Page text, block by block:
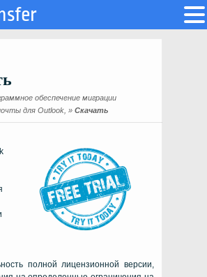
обеспечение миграции
для Outlook, » Скачать
полной лицензионной версии,